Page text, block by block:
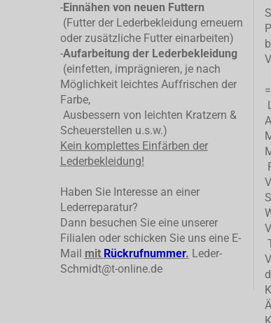
-Einnähen von neuen Futtern
(Futter der Lederbekleidung erneuern
oder zusätzliche Futter einarbeiten)
-Aufarbeitung der Lederbekleidung
(einfetten, imprägnieren, je nach
Möglichkeit leichtes Auffrischen der
Farbe,
Ausbessern von leichten Kratzern &
Scheuerstellen u.s.w.)
Kein komplettesEinfärben der
Lederbekleidung!
Haben Sie Interesse an einer
Lederreparatur?
Dann besuchen Sie eine unserer
Filialen oder schicken Sie uns eine E-
Mail mit Rückrufnummer. Leder-
Schmidt@t-online.de